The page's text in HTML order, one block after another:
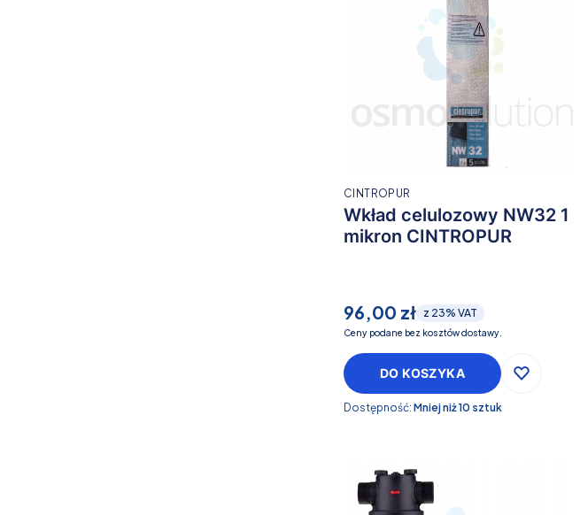
Wkład celulozowy NW32 1
mikron CINTROPUR
CINTROPUR
96,00 zł z 23% VAT
Ceny podane bez kosztów dostawy.
DO KOSZYKA
Dostępność: Mniej niż 10 sztuk